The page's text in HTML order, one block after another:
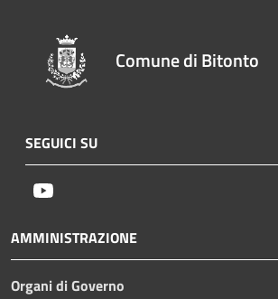
Comune di Bitonto
SEGUICI SU
AMMINISTRAZIONE
Organi di Governo